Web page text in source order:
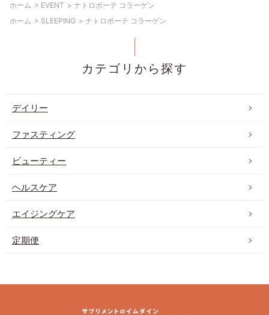
ホーム > EVENT > ナトロボーテ コラーゲン
ホーム > SLEEPING > ナトロボーテ コラーゲン
カテゴリから探す
デイリー
ファスティング
ビューティー
ヘルスケア
エイジングケア
定期便